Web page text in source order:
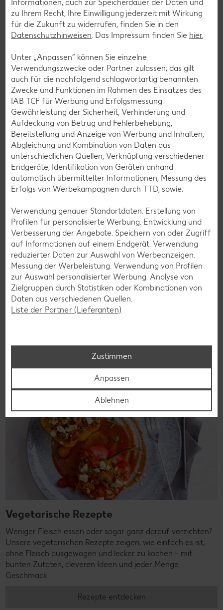
Glutenfreie Rezepte
Wer auf Gluten verzichtet, muss nicht automatisch auf
mit unseren glutenfreien Rezepten zauberst du dir Gerichte,
die nicht nur verträglich, sondern auch richtig lecker sind.
Rezepte entdecken
Laktosefreie Rezepte
Laktoseintoleranz muss dich kulinarisch nicht ausbremsen,
denn es geht auch ohne. Unsere laktosefreien Rezepte
bringen Vielfalt auf den Tisch – für große und kleine
Genießer, für die Lunchbox oder das Abendessen.
Vegetarische Rezepte
Weniger Fleisch essen oder sogar ganz darauf verzichten?
Unsere vegetarischen Rezepte zeigen, wie einfach es ist,
ohne Fleisch ausgewogen und lecker zu kochen – mit
bunten Zutaten, cleveren Ideen und jeder Menge
Geschmack.
Rezepte entdecken
Informationen, auch zur Speicherdauer der Daten und
zu Ihrem Recht, Ihre Einwilligung jederzeit mit Wirkung
für die Zukunft zu widerrufen, finden Sie in den
Datenschutzhinweisen. Das Impressum finden Sie hier.
Unter „Anpassen“ können Sie einzelne
Verwendungszwecke oder Partner zulassen; das gilt
auch für die nachfolgend schlagwortartig benannten
Zwecke und Funktionen im Rahmen des Einsatzes des
IAB TCF für Werbung und Erfolgsmessung:
Gewährleistung der Sicherheit, Verhinderung und
Aufdeckung von Betrug und Fehlerbehebung,
Bereitstellung und Anzeige von Werbung und Inhalten,
Abgleichung und Kombination von Daten aus
unterschiedlichen Quellen, Verknüpfung verschiedener
Endgeräte, Identifikation von Geräten anhand
automatisch übermittelter Informationen, Messung des
Erfolgs von Werbekampagnen durch TTD, sowie:
Verwendung genauer Standortdaten. Erstellung von
Profilen für personalisierte Werbung. Entwicklung und
Verbesserung der Angebote. Speichern von oder Zugriff
auf Informationen auf einem Endgerät. Verwendung
reduzierter Daten zur Auswahl von Werbeanzeigen.
Messung der Werbeleistung. Verwendung von Profilen
zur Auswahl personalisierter Werbung. Analyse von
Zielgruppen durch Statistiken oder Kombinationen von
Daten aus verschiedenen Quellen.
Liste der Partner (Lieferanten)
Zustimmen
Anpassen
Ablehnen